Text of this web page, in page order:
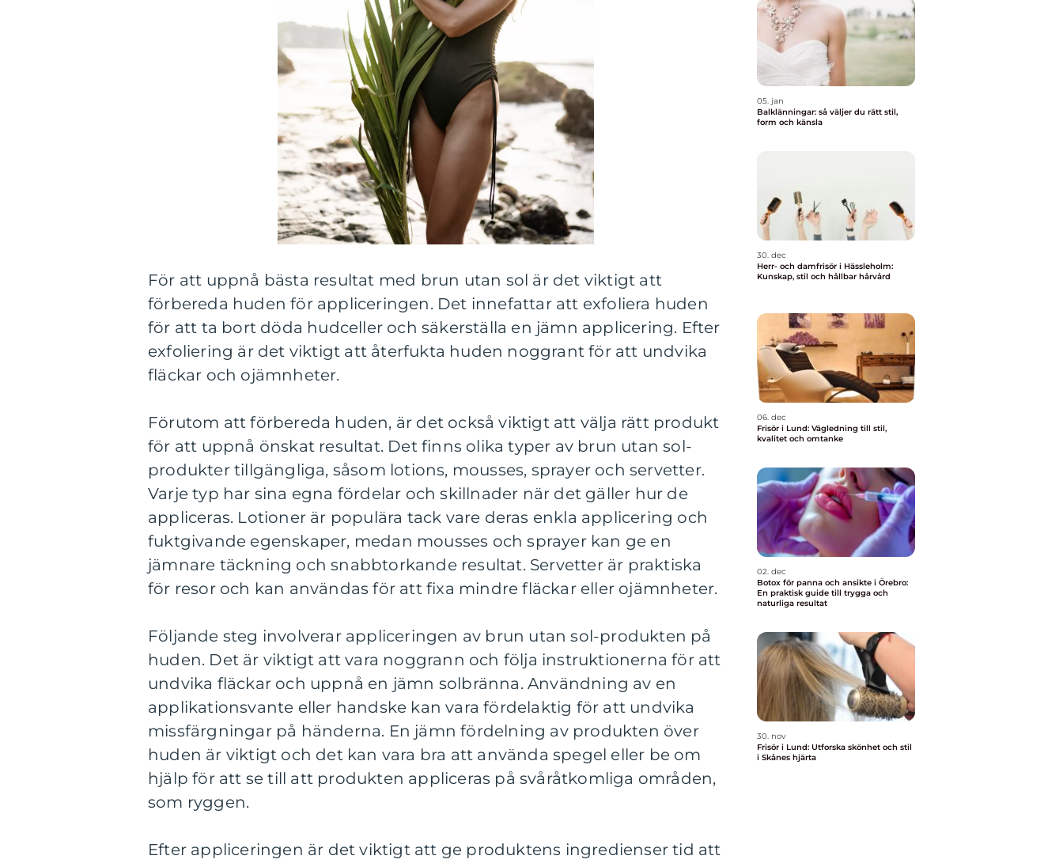
För att uppnå bästa resultat med brun utan sol är det viktigt att
förbereda huden för appliceringen. Det innefattar att exfoliera huden
för att ta bort döda hudceller och säkerställa en jämn applicering. Efter
exfoliering är det viktigt att återfukta huden noggrant för att undvika
fläckar och ojämnheter.
Förutom att förbereda huden, är det också viktigt att välja rätt produkt
för att uppnå önskat resultat. Det finns olika typer av brun utan sol-
produkter tillgängliga, såsom lotions, mousses, sprayer och servetter.
Varje typ har sina egna fördelar och skillnader när det gäller hur de
appliceras. Lotioner är populära tack vare deras enkla applicering och
fuktgivande egenskaper, medan mousses och sprayer kan ge en
jämnare täckning och snabbtorkande resultat. Servetter är praktiska
för resor och kan användas för att fixa mindre fläckar eller ojämnheter.
Följande steg involverar appliceringen av brun utan sol-produkten på
huden. Det är viktigt att vara noggrann och följa instruktionerna för att
undvika fläckar och uppnå en jämn solbränna. Användning av en
applikationsvante eller handske kan vara fördelaktig för att undvika
missfärgningar på händerna. En jämn fördelning av produkten över
huden är viktigt och det kan vara bra att använda spegel eller be om
hjälp för att se till att produkten appliceras på svåråtkomliga områden,
som ryggen.
Efter appliceringen är det viktigt att ge produktens ingredienser tid att
05. jan
Balklänningar: så väljer du rätt stil,
form och känsla
30. dec
Herr- och damfrisör i Hässleholm:
Kunskap, stil och hållbar hårvård
06. dec
Frisör i Lund: Vägledning till stil,
kvalitet och omtanke
02. dec
Botox för panna och ansikte i Örebro:
En praktisk guide till trygga och
naturliga resultat
30. nov
Frisör i Lund: Utforska skönhet och stil
i Skånes hjärta